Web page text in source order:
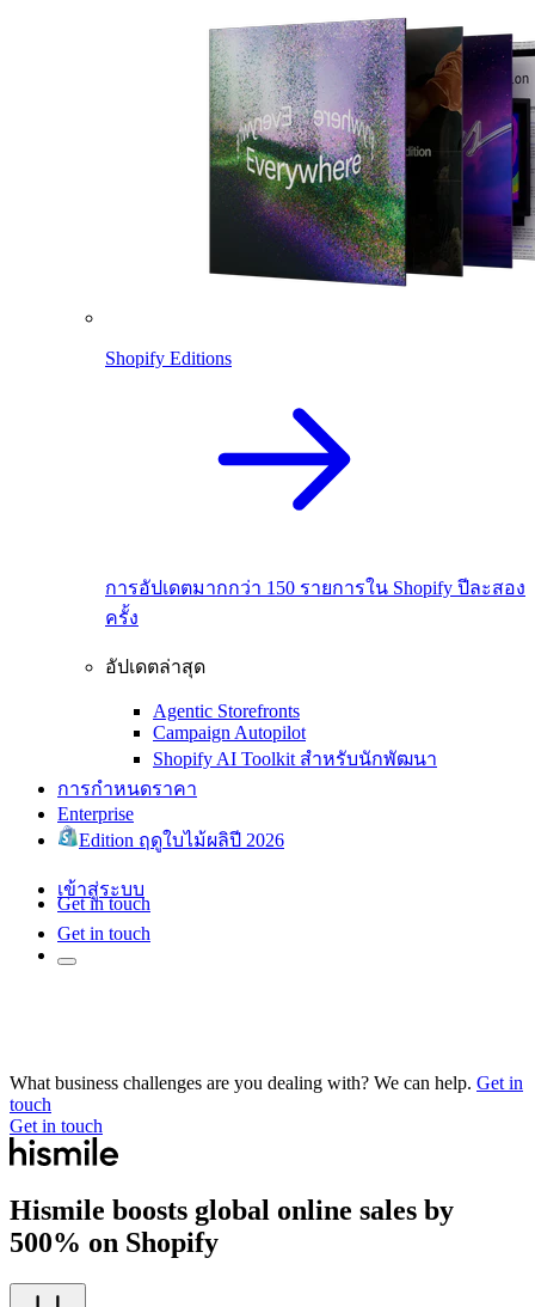
Shopify Editions
การอัปเดตมากกว่า 150 รายการใน Shopify ปีละสอง
ครั้ง
อัปเดตล่าสุด
Agentic Storefronts
Campaign Autopilot
Shopify AI Toolkit สำหรับนักพัฒนา
การกำหนดราคา
Enterprise
Edition ฤดูใบไม้ผลิปี 2026
เข้าสู่ระบบ
Get in touch
Get in touch
What business challenges are you dealing with? We can help. Get in
touch
Get in touch
Hismile boosts global online sales by
500% on Shopify